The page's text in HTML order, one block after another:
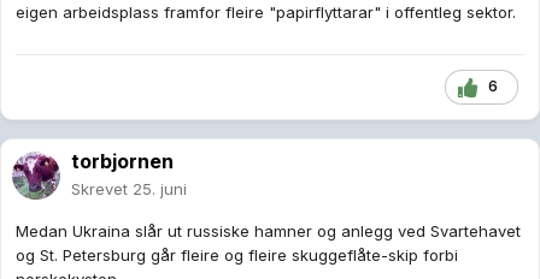
eigen arbeidsplass framfor fleire "papirflyttarar" i offentleg sektor.
6
torbjornen
Skrevet 25. juni
Medan Ukraina slår ut russiske hamner og anlegg ved Svartehavet
og St. Petersburg går fleire og fleire skuggeflåte-skip forbi